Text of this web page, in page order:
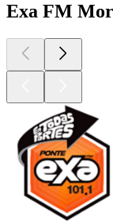
Exa FM